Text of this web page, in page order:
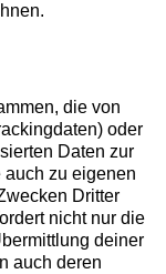
die von
oder
Daten zur
zu eigenen
Dritter
nicht nur die
deiner
auch deren